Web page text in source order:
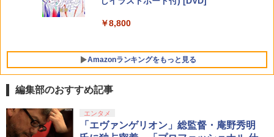
￥8,800
Amazonランキングをもっと見る
編集部のおすすめ記事
エンタメ
「エヴァンゲリオン」総監督・庵野秀明